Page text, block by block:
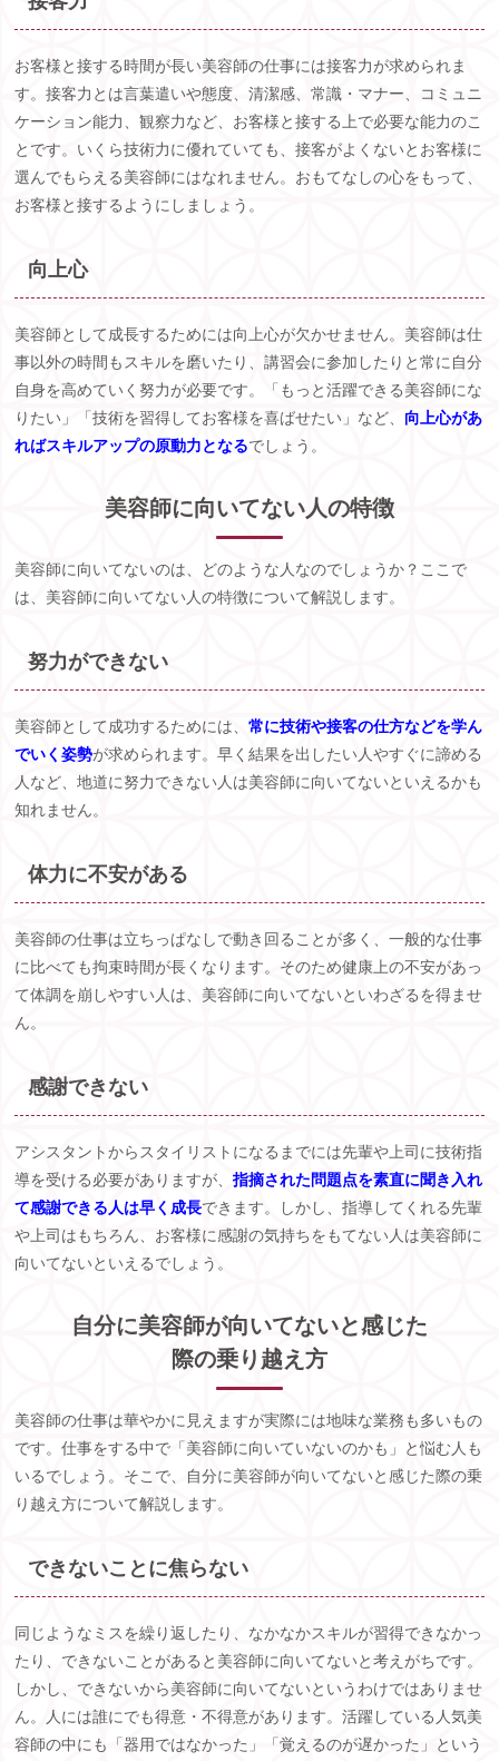
お客様と接する時間が長い美容師の仕事には接客力が求められま
す。接客力とは言葉遣いや態度、清潔感、常識・マナー、コミュニ
ケーション能力、観察力など、お客様と接する上で必要な能力のこ
とです。いくら技術力に優れていても、接客がよくないとお客様に
選んでもらえる美容師にはなれません。おもてなしの心をもって、
お客様と接するようにしましょう。
向上心
美容師として成長するためには向上心が欠かせません。美容師は仕
事以外の時間もスキルを磨いたり、講習会に参加したりと常に自分
自身を高めていく努力が必要です。「もっと活躍できる美容師にな
りたい」「技術を習得してお客様を喜ばせたい」など、 向上心があ
ればスキルアップの原動力となるでしょう。
美容師に向いてない人の特徴
美容師に向いてないのは、どのような人なのでしょうか？ここで
は、美容師に向いてない人の特徴について解説します。
努力ができない
美容師として成功するためには、常に技術や接客の仕方などを学ん
でいく姿勢が求められます。早く結果を出したい人やすぐに諦める
人など、地道に努力できない人は美容師に向いてないといえるかも
知れません。
体力に不安がある
美容師の仕事は立ちっぱなしで動き回ることが多く、一般的な仕事
に比べても拘束時間が長くなります。そのため健康上の不安があっ
て体調を崩しやすい人は、美容師に向いてないといわざるを得ませ
ん。
感謝できない
アシスタントからスタイリストになるまでには先輩や上司に技術指
導を受ける必要がありますが、指摘された問題点を素直に聞き入れ
て感謝できる人は早く成長できます。しかし、指導してくれる先輩
や上司はもちろん、お客様に感謝の気持ちをもてない人は美容師に
向いてないといえるでしょう。
自分に美容師が向いてないと感じた
際の乗り越え方
美容師の仕事は華やかに見えますが実際には地味な業務も多いもの
です。仕事をする中で「美容師に向いていないのかも」と悩む人も
いるでしょう。そこで、自分に美容師が向いてないと感じた際の乗
り越え方について解説します。
できないことに焦らない
同じようなミスを繰り返したり、なかなかスキルが習得できなかっ
たり、できないことがあると美容師に向いてないと考えがちです。
しかし、できないから美容師に向いてないというわけではありませ
ん。人には誰にでも得意・不得意があります。活躍している人気美
容師の中にも「器用ではなかった」「覚えるのが遅かった」という